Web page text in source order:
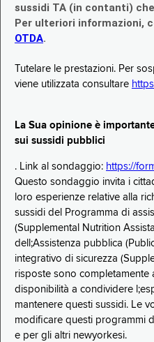
sussidi TA (in contanti)
Per ulteriori informazioni,
OTDA.
Tutelare le prestazioni. Per
viene utilizzata consultare
La Sua opinione è
sui sussidi pubblici
. Link al sondaggio: https://
Questo sondaggio invita i
loro esperienze relative alla
sussidi del Programma di
(Supplemental Nutrition
dell;Assistenza pubblica
integrativo di sicurezza
risposte sono completamente
disponibilità a condividere
mantenere questi sussidi. Le
modificare questi programmi
e per gli altri newyorkesi.